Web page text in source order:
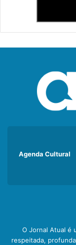
Agenda Cultural
O Jornal Atual é
respeitada,